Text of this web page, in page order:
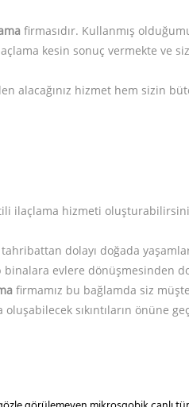
firmasıdır. Kullanmış
kesin sonuç vermekte ve
alacağınız hizmet hem sizin
ilaçlama hizmeti
dolayı doğada
evlere dönüşmesinden
firmamız bu bağlamda siz
sıkıntıların önüne